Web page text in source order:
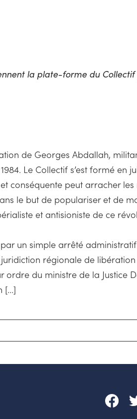
la plate-forme du
de Georges Abdallah,
Le Collectif s’est formé en
conséquente peut arracher les
le but de populariser et de
et antisioniste de ce
un simple arrêté
régionale de
ordre du ministre de la Justice
[...]